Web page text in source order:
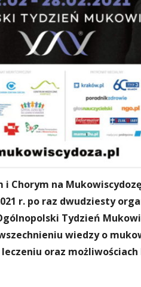
i Chorym na
r. po raz dwudziesty
Tydzień
wiedzy o
oraz możliwościach